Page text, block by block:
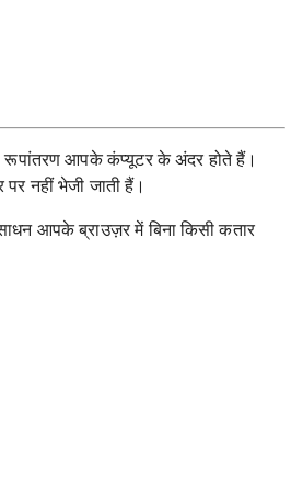
रूपांतरण आपके कंप्यूटर के अंदर होते हैं।
नहीं भेजी जाती हैं।
आपके ब्राउज़र में बिना किसी कतार